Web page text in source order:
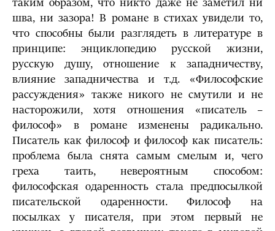
таким образом, что никто даже не заметил ни
шва, ни зазора! В романе в стихах увидели то,
что способны были разглядеть в литературе в
принципе: энциклопедию русской жизни,
русскую душу, отношение к западничеству,
влияние западничества и т.д. «Философские
рассуждения» также никого не смутили и не
насторожили, хотя отношения «писатель –
философ» в романе изменены радикально.
Писатель как философ и философ как писатель:
проблема была снята самым смелым и, чего
греха таить, невероятным способом:
философская одаренность стала предпосылкой
писательской одаренности. Философ на
посылках у писателя, при этом первый не